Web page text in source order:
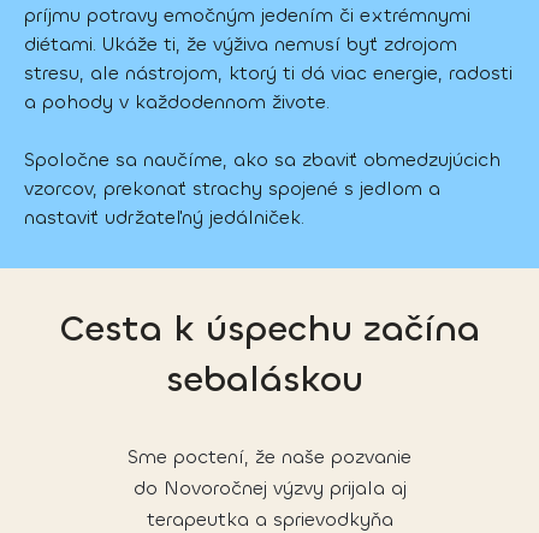
príjmu potravy emočným jedením či extrémnymi
diétami. Ukáže ti, že výživa nemusí byť zdrojom
stresu, ale nástrojom, ktorý ti dá viac energie, radosti
a pohody v každodennom živote.
Spoločne sa naučíme, ako sa zbaviť obmedzujúcich
vzorcov, prekonať strachy spojené s jedlom a
nastaviť udržateľný jedálniček.
Cesta k úspechu začína
sebaláskou
Sme poctení, že naše pozvanie
do Novoročnej výzvy prijala aj
terapeutka a sprievodkyňa